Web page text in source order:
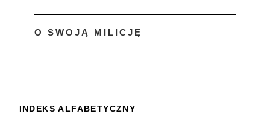
O SWOJĄ MILICJĘ
INDEKS ALFABETYCZNY